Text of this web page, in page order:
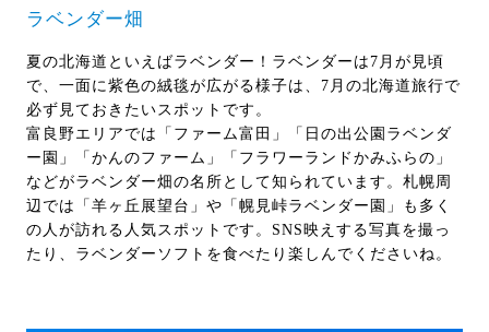
ラベンダー畑
夏の北海道といえばラベンダー！ラベンダーは7月が見頃
で、一面に紫色の絨毯が広がる様子は、7月の北海道旅行で
必ず見ておきたいスポットです。
富良野エリアでは「ファーム富田」「日の出公園ラベンダ
ー園」「かんのファーム」「フラワーランドかみふらの」
などがラベンダー畑の名所として知られています。札幌周
辺では「羊ヶ丘展望台」や「幌見峠ラベンダー園」も多く
の人が訪れる人気スポットです。SNS映えする写真を撮っ
たり、ラベンダーソフトを食べたり楽しんでくださいね。